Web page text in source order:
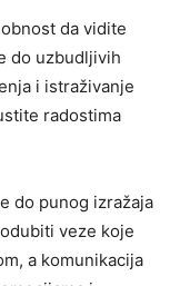
da vidite
do uzbudljivih
i istraživanje
radostima
do punog izražaja
veze koje
a komunikacija